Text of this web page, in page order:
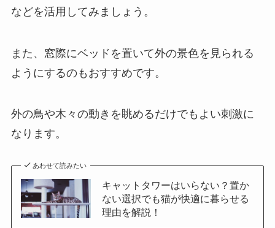
などを活用してみましょう。
また、窓際にベッドを置いて外の景色を見られる
ようにするのもおすすめです。
外の鳥や木々の動きを眺めるだけでもよい刺激に
なります。
あわせて読みたい
キャットタワーはいらない？置か
ない選択でも猫が快適に暮らせる
理由を解説！